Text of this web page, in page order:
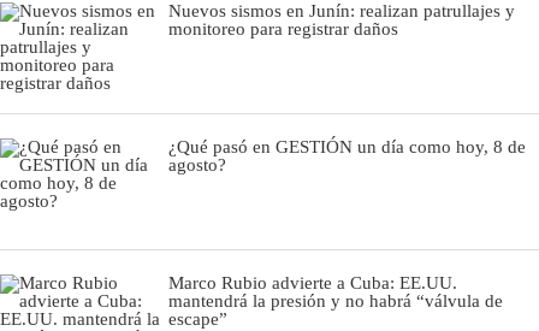
Nuevos sismos en Junín: realizan patrullajes y
monitoreo para registrar daños
¿Qué pasó en GESTIÓN un día como hoy, 8 de
agosto?
Marco Rubio advierte a Cuba: EE.UU.
mantendrá la presión y no habrá “válvula de
escape”